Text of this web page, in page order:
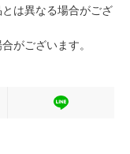
は異なる場合がござ
がございます。
シェアするLINEでシェ